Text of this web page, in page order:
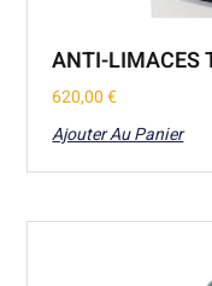
ANTI-LIMACES
620,00€
Ajouter Au Panier